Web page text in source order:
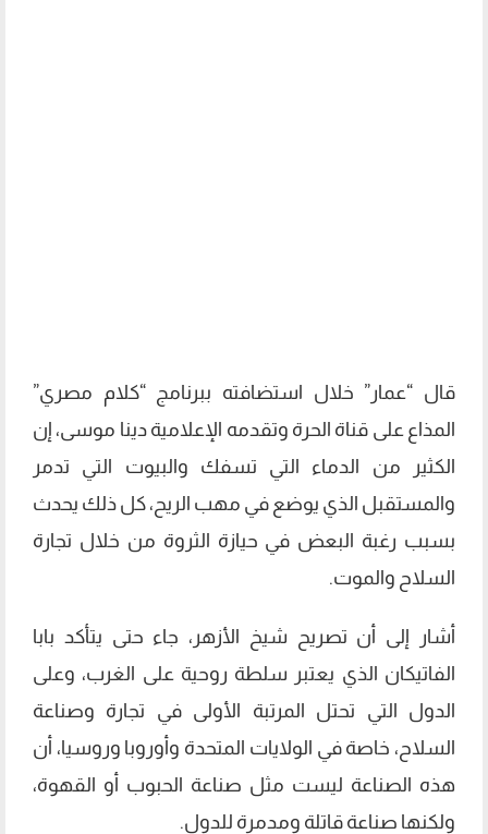
قال “عمار” خلال استضافته ببرنامج “كلام مصري”
المذاع على قناة الحرة وتقدمه الإعلامية دينا موسى، إن
الكثير من الدماء التي تسفك والبيوت التي تدمر
والمستقبل الذي يوضع في مهب الريح، كل ذلك يحدث
بسبب رغبة البعض في حيازة الثروة من خلال تجارة
السلاح والموت.
أشار إلى أن تصريح شيخ الأزهر، جاء حتى يتأكد بابا
الفاتيكان الذي يعتبر سلطة روحية على الغرب، وعلى
الدول التي تحتل المرتبة الأولى في تجارة وصناعة
السلاح، خاصة في الولايات المتحدة وأوروبا وروسيا، أن
هذه الصناعة ليست مثل صناعة الحبوب أو القهوة،
ولكنها صناعة قاتلة ومدمرة للدول.